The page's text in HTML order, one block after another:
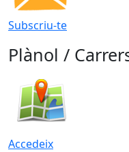
Subscriu-te
Plànol /
Accedeix